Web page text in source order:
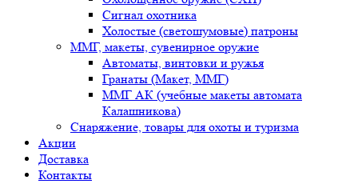
Сигнал охотника
Холостые (светошумовые) патроны
ММГ, макеты, сувенирное оружие
Автоматы, винтовки и ружья
Гранаты (Макет, ММГ)
ММГ АК (учебные макеты автомата
Калашникова)
Снаряжение, товары для охоты и туризма
Акции
Доставка
Контакты